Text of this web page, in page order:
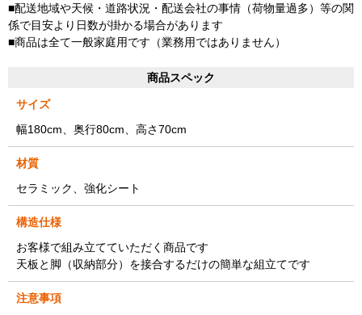
■配送地域や天候・道路状況・配送会社の事情（荷物量過多）等の関
係で目安より日数が掛かる場合があります
■商品は全て一般家庭用です（業務用ではありません）
商品スペック
サイズ
幅180cm、奥行80cm、高さ70cm
材質
セラミック、強化シート
構造仕様
お客様で組み立てていただく商品です
天板と脚（収納部分）を接合するだけの簡単な組立てです
注意事項